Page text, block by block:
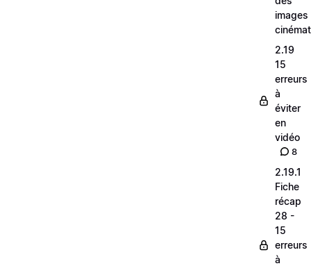
images
2.19
15
erreurs
à
éviter
en
vidéo
8
2.19.1
Fiche
récap
28 -
15
erreurs
à